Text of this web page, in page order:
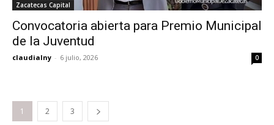
Zacatecas Capital
Convocatoria abierta para Premio Municipal
de la Juventud
claudialny - 6 julio, 2026 0
1 2 3